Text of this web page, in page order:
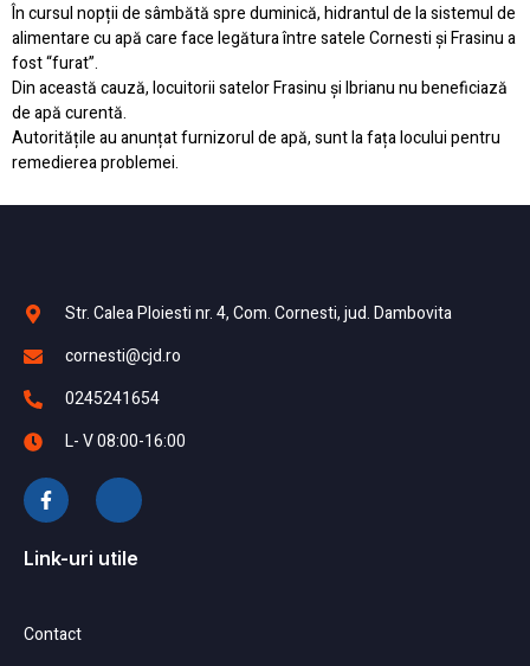
În cursul nopții de sâmbătă spre duminică, hidrantul de la sistemul de
alimentare cu apă care face legătura între satele Cornesti și Frasinu a
fost “furat”.
Din această cauză, locuitorii satelor Frasinu și Ibrianu nu beneficiază
de apă curentă.
Autoritățile au anunțat furnizorul de apă, sunt la fața locului pentru
remedierea problemei.
Str. Calea Ploiesti nr. 4, Com. Cornesti, jud. Dambovita
cornesti@cjd.ro
0245241654
L- V 08:00-16:00
Link-uri utile
Contact